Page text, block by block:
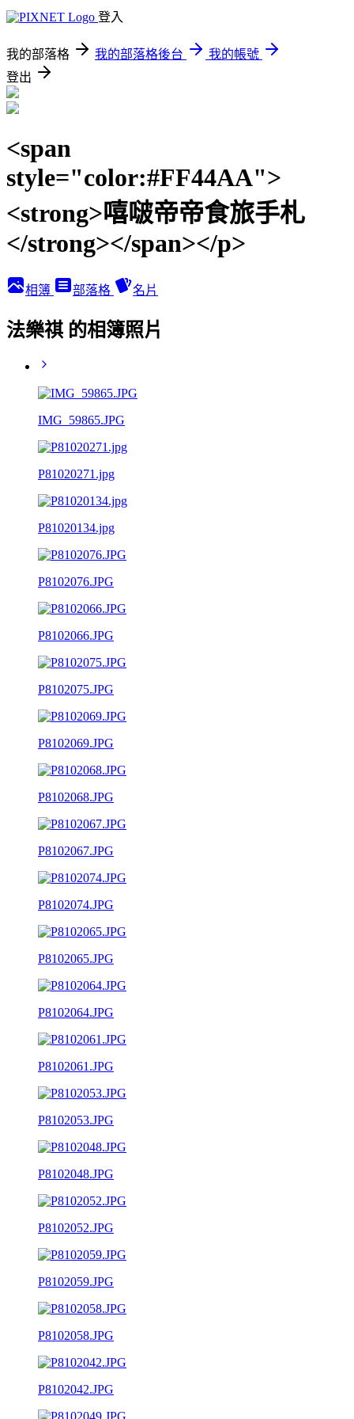
登入
我的部落格 我的部落格後台
我的帳號
登出
<span
style="color:#FF44AA">
<strong>嘻啵帝帝食旅手札
</strong></span></p>
相簿 部落格 名片
法樂祺 的相簿照片
IMG_59865.JPG
P81020271.jpg
P81020134.jpg
P8102076.JPG
P8102066.JPG
P8102075.JPG
P8102069.JPG
P8102068.JPG
P8102067.JPG
P8102074.JPG
P8102065.JPG
P8102064.JPG
P8102061.JPG
P8102053.JPG
P8102048.JPG
P8102052.JPG
P8102059.JPG
P8102058.JPG
P8102042.JPG